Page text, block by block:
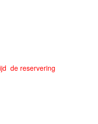
de reservering